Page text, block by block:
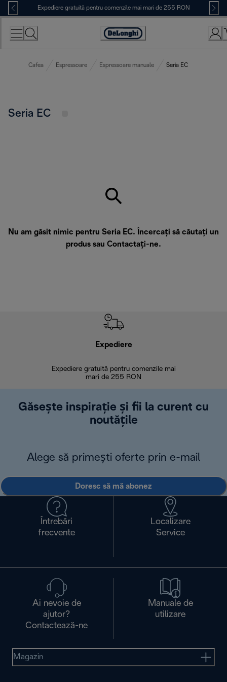
Skip
to
Content
Expediere gratuită pentru comenzile mai mari de 255 RON
Accessibility
Cafea Espressoare Espressoare manuale Seria EC
Seria EC
Nu am găsit nimic pentru Seria EC. Încercați să căutați un
produs sau Contactați-ne.
Expediere
Expediere gratuită pentru comenzile mai
mari de 255 RON
Găsește inspirație și fii la curent cu
noutățile
Alege să primești oferte prin e-mail
Doresc să mă abonez
Întrebări
frecvente
Localizare
Service
Ai nevoie de
ajutor?
Contactează-ne
Manuale de
utilizare
Magazin